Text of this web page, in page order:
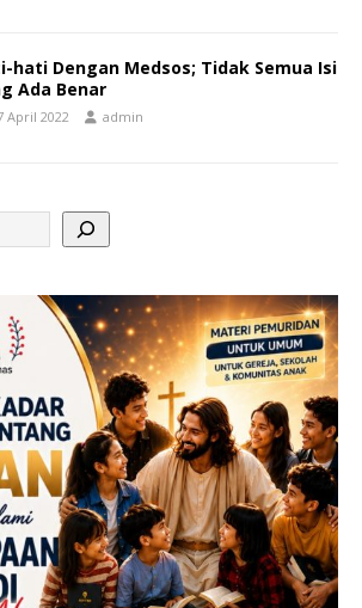
hati Dengan Medsos; Tidak Semua Isi
Ada Benar
April 2022 admin